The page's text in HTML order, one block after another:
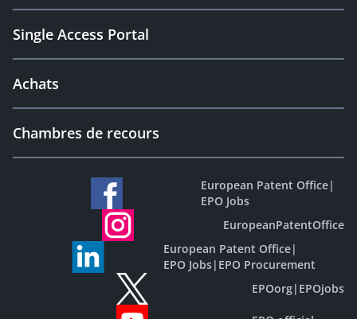
Single Access Portal
Achats
Chambres de recours
European Patent Office|
EPO Jobs
EuropeanPatentOffice
European Patent Office|
EPO Jobs| EPO Procurement
EPOorg| EPOjobs